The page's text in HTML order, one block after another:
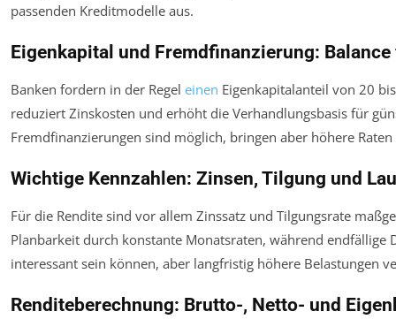
passenden Kreditmodelle aus.
Eigenkapital und Fremdfinanzierung:
Banken fordern in der Regel einen Eigenkapitalanteil von 20
reduziert Zinskosten und erhöht die Verhandlungsbasis für
Fremdfinanzierungen sind möglich, bringen aber höhere
Wichtige Kennzahlen: Zinsen, Tilgung und
Für die Rendite sind vor allem Zinssatz und Tilgungsrate
Planbarkeit durch konstante Monatsraten, während endfällige
interessant sein können, aber langfristig höhere Belastungen
Renditeberechnung: Brutto-, Netto- und